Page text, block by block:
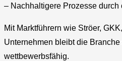
– Nachhaltigere Prozesse durch
Mit Marktführern wie Ströer,
Unternehmen bleibt die Branche
wettbewerbsfähig.